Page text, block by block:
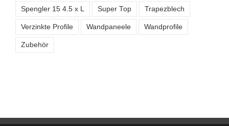
Spengler 15 4.5 x L Super Top Trapezblech
Verzinkte Profile Wandpaneele Wandprofile
Zubehör